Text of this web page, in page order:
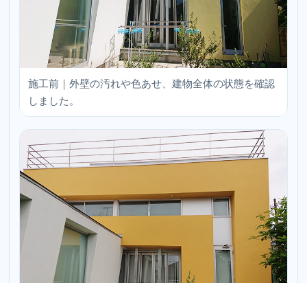
施工前｜外壁の汚れや色あせ、建物全体の状態を確認
しました。